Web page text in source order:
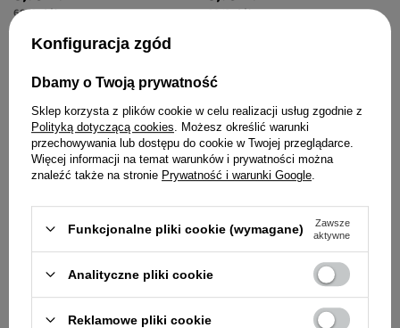
68,12 zł / kg 68,12 zł / kg
MARPET mokra karma dla
kota AEQUILIBRIAVET
MARPET mokra karma dla
kota AEQUILIBRIAVET
Konfiguracja zgód
Dbamy o Twoją prywatność
Sklep korzysta z plików cookie w celu realizacji usług zgodnie z
Polityką dotyczącą cookies . Możesz określić warunki
przechowywania lub dostępu do cookie w Twojej przeglądarce.
Więcej informacji na temat warunków i prywatności można
znaleźć także na stronie Prywatność i warunki Google
Funkcjonalne pliki cookie (wymagane)
Zawsze
aktywne
Analityczne pliki cookie
Reklamowe pliki cookie